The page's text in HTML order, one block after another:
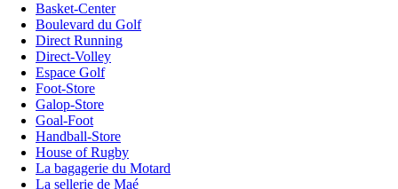
Basket-Center
Boulevard du Golf
Direct Running
Direct-Volley
Espace Golf
Foot-Store
Galop-Store
Goal-Foot
Handball-Store
House of Rugby
La bagagerie du Motard
La sellerie de Maé